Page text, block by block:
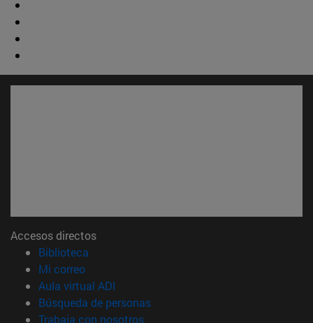
Accesos directos
Biblioteca
Mi correo(abre en nueva ventana)
Aula virtual ADI
Búsqueda de personas(abre en nueva ventana)
Trabaja con nosotros(abre en nueva ventana)